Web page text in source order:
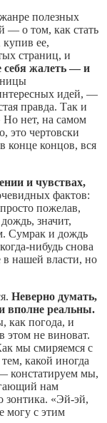
полезных
— о том, как стать
ее,
страниц, и
себя жалеть — и
идей, —
правда. Так и
Но нет, на самом
это чертовски
конце концов, вся
и чувствах,
фактов:
пожелав,
значит,
Сумрак и дождь
нибудь снова
в нашей власти, но
Неверно думать,
вполне реальны.
как погода, и
этом не виноват.
мы смиряемся с
какой иногда
констатируем мы,
нам
зонтика. «Эй-эй,
могу с этим